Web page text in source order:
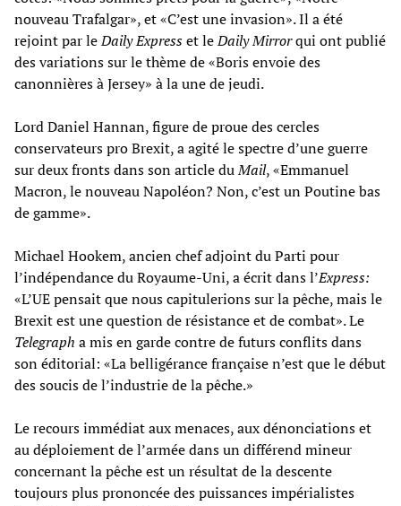
nouveau Trafalgar», et «C’est une invasion». Il a été
rejoint par leDaily Expresset leDaily Mirrorqui ont publié
des variations sur le thème de «Boris envoie des
canonnières à Jersey» à la une de jeudi.
Lord Daniel Hannan, figure de proue des cercles
conservateurs pro Brexit, a agité le spectre d’une guerre
sur deux fronts dans son article duMail, «Emmanuel
Macron, le nouveau Napoléon? Non, c’est un Poutine bas
de gamme».
Michael Hookem, ancien chef adjoint du Parti pour
l’indépendance du Royaume-Uni, a écrit dans l’Express:
«L’UE pensait que nous capitulerions sur la pêche, mais le
Brexit est une question de résistance et de combat». Le
Telegraph amis en garde contre de futurs conflits dans
son éditorial: «La belligérance française n’est que le début
des soucis de l’industrie de la pêche.»
Le recours immédiat aux menaces, aux dénonciations et
au déploiement de l’armée dans un différend mineur
concernant la pêche est un résultat de la descente
toujours plus prononcée des puissances impérialistes